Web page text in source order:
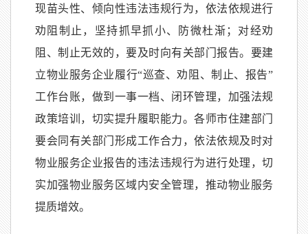
现苗头性、倾向性违法违规行为，依法依规进行
劝阻制止，坚持抓早抓小、防微杜渐；对经劝
阻、制止无效的，要及时向有关部门报告。要建
立物业服务企业履行“巡查、劝阻、制止、报告”
工作台账，做到一事一档、闭环管理，加强法规
政策培训，切实提升履职能力。各师市住建部门
要会同有关部门形成工作合力，依法依规及时对
物业服务企业报告的违法违规行为进行处理，切
实加强物业服务区域内安全管理，推动物业服务
提质增效。